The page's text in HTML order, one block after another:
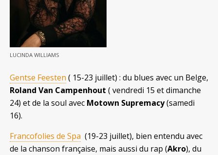
LUCINDA WILLIAMS
Gentse Feesten ( 15-23 juillet) : du blues avec un Belge,
Roland Van Campenhout ( vendredi 15 et dimanche
24) et de la soul avec Motown Supremacy(samedi
16).
Francofolies de Spa (19-23 juillet), bien entendu avec
de la chanson française, mais aussi du rap (Akro), du